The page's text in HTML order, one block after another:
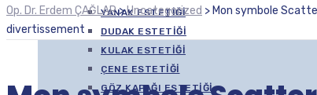
YANAK ESTETIĞI
DUDAK ESTETIĞI
KULAK ESTETIĞI
ÇENE ESTETIĞI
GÖZ KAPAĞI ESTETIĞI
Op. Dr. Erdem ÇAĞLAR>Uncategorized > Mon symbole
divertissement